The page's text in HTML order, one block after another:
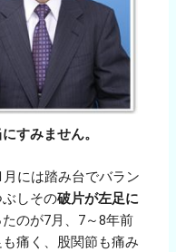
すみません。
月には踏み台でバラン
しその破片が左足に
のが7月、7～8年前
も痛く、股関節も痛み